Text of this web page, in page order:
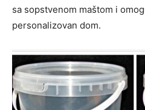
sa sopstvenom maštom i
personalizovan dom.